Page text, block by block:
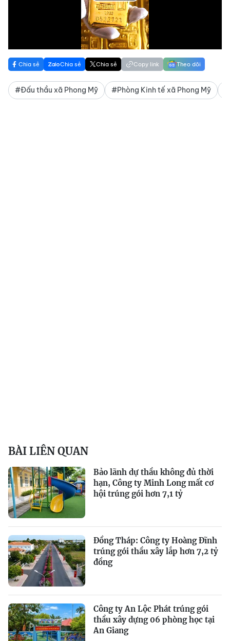
Video
Chia sẻ Chia sẻ Chia sẻ Copy link Theo dõi
#Đấu thầu xã Phong Mỹ #Phòng Kinh tế xã Phong Mỹ
BÀI LIÊN QUAN
Bảo lãnh dự thầu không đủ thời
hạn, Công ty Minh Long mất cơ
hội trúng gói hơn 7,1 tỷ
Đồng Tháp: Công ty Hoàng Đĩnh
trúng gói thầu xây lắp hơn 7,2 tỷ
đồng
Công ty An Lộc Phát trúng gói
thầu xây dựng 06 phòng học tại
An Giang